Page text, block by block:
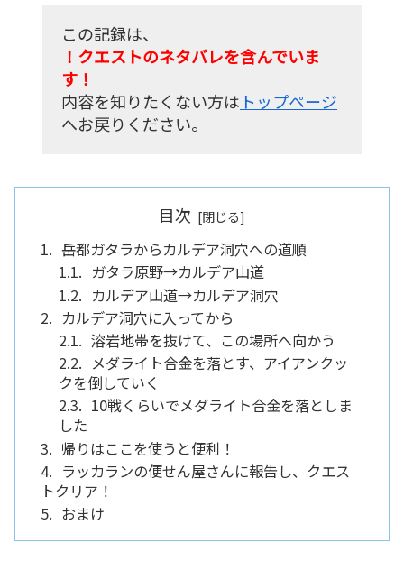
この記録は、
！クエストのネタバレを含んでいま
す！
内容を知りたくない方は トップページ
へお戻りください。
目次
岳都ガタラからカルデア洞穴への道順
ガタラ原野→カルデア山道
カルデア山道→カルデア洞穴
カルデア洞穴に入ってから
溶岩地帯を抜けて、この場所へ向かう
メダライト合金を落とす、アイアンクッ
クを倒していく
10戦くらいでメダライト合金を落としま
した
帰りはここを使うと便利！
ラッカランの便せん屋さんに報告し、クエス
トクリア！
おまけ